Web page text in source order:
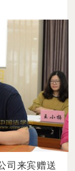
司来宾赠送